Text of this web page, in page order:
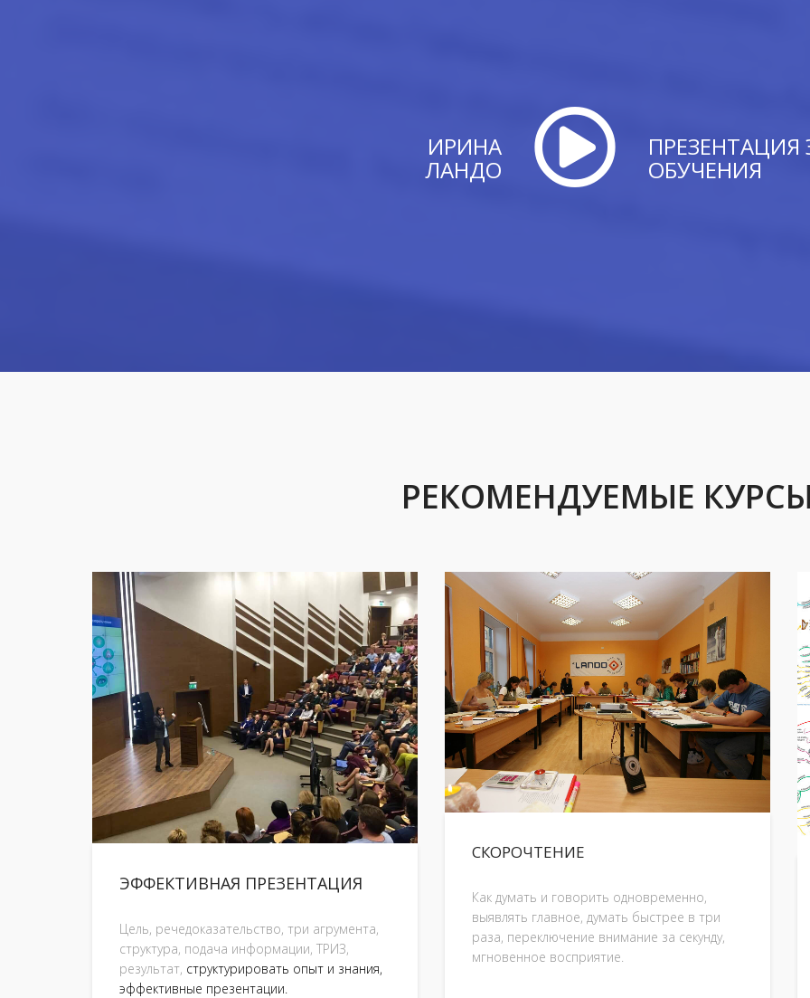
ИРИНА
ЛАНДО
ПРЕЗЕНТАЦИЯ
ОБУЧЕНИЯ
РЕКОМЕНДУЕМЫЕ
ЭФФЕКТИВНАЯ ПРЕЗЕНТАЦИЯ
Цель, речедоказательство, три агрумента,
структура, подача информации, ТРИЗ,
результат, структурировать опыт и знания,
эффективные презентации.
СКОРОЧТЕНИЕ
Как думать и говорить одновременно,
выявлять главное, думать быстрее в три
раза, переключение внимание за секунду,
мгновенное восприятие.